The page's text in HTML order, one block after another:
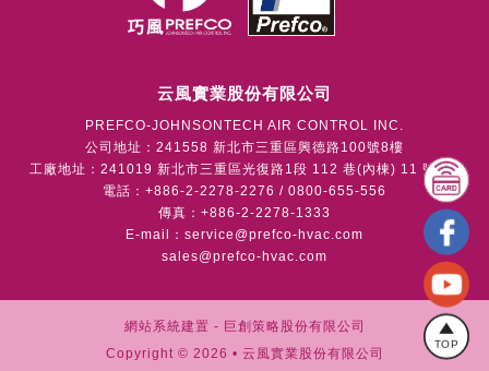
TOP
云風實業股份有限公司
PREFCO-JOHNSONTECH AIR CONTROL INC.
公司地址：241558 新北市三重區興德路100號8樓
工廠地址：241019 新北市三重區光復路1段 112 巷(內棟) 11 號1樓
電話：+886-2-2278-2276 / 0800-655-556
傳真：+886-2-2278-1333
E-mail： service@prefco-hvac.com
sales@prefco-hvac.com
網站系統建置 - 巨創策略股份有限公司
Copyright © 2026 • 云風實業股份有限公司